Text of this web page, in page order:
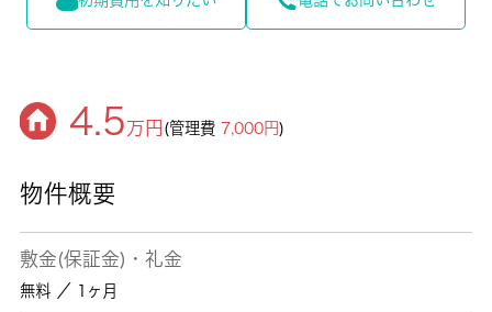
4.5万円 (管理費 7,000円)
物件概要
敷金(保証金)・礼金
無料 ／ 1ヶ月